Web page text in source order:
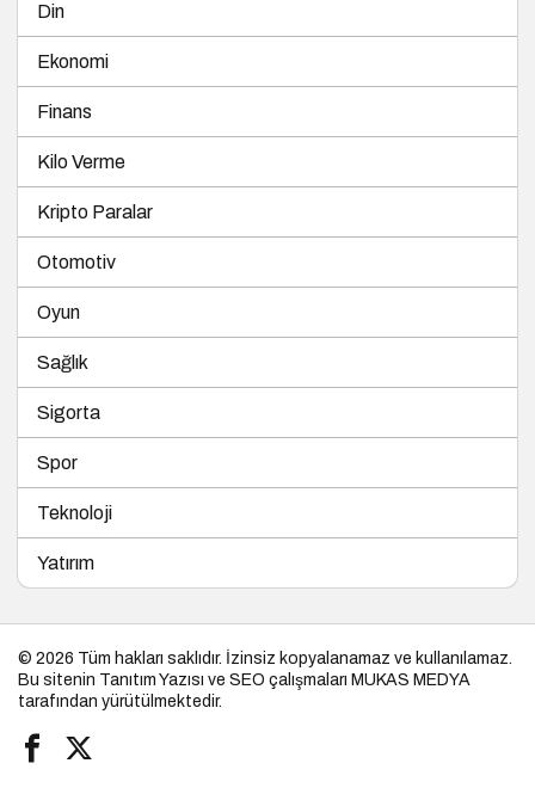
Din
Ekonomi
Finans
Kilo Verme
Kripto Paralar
Otomotiv
Oyun
Sağlık
Sigorta
Spor
Teknoloji
Yatırım
© 2026 Tüm hakları saklıdır. İzinsiz kopyalanamaz ve kullanılamaz.
Bu sitenin Tanıtım Yazısı ve SEO çalışmaları MUKAS MEDYA
tarafından yürütülmektedir.